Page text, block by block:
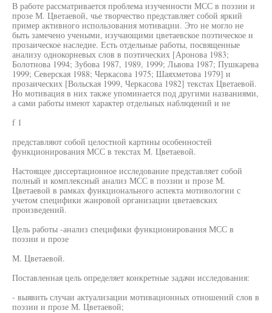
В работе рассматривается проблема изученности МСС в поэзии и
прозе М. Цветаевой, чье творчество представляет собой яркий
пример активного использования мотивации. Это не могло не
быть замечено учеными, изучающими цветаевское поэтическое и
прозаическое наследие. Есть отдельные работы, посвященные
анализу однокорневых слов в поэтических [Аронова 1983;
Болотнова 1994; Зубова 1987, 1989, 1999; Львова 1987; Пушкарева
1999; Северская 1988; Черкасова 1975; Шаяхметова 1979] и
прозаических [Вольская 1999, Черкасова 1982] текстах Цветаевой.
Но мотивация в них также упоминается под другими названиями,
а сами работы имеют характер отдельных наблюдений и не
f 1
представляют собой целостной картины особенностей
функционирования МСС в текстах М. Цветаевой.
Настоящее диссертационное исследование представляет собой
полный и комплексный анализ МСС в поэзии и прозе М.
Цветаевой в рамках функционального аспекта мотивологии с
учетом специфики жанровой организации цветаевских
произведений.
Цель работы -анализ специфики функционирования МСС в
поэзии и прозе
М. Цветаевой.
Поставленная цель определяет конкретные задачи исследования:
- выявить случаи актуализации мотивационных отношений слов в
поэзии и прозе М. Цветаевой;